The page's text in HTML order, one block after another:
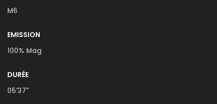
M6
EMISSION
100% Mag
DURÉE
05'37"